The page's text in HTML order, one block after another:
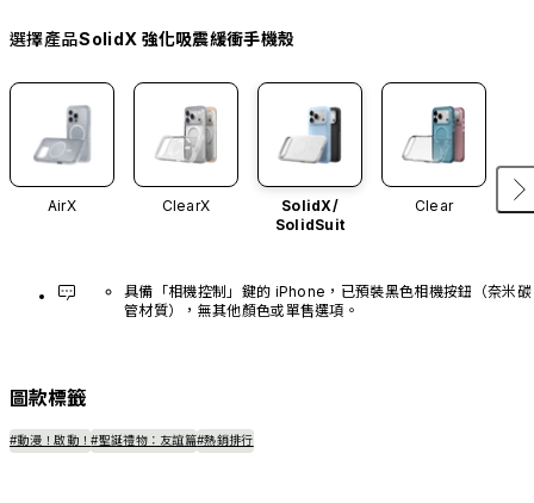
選擇產品SolidX 強化吸震緩衝手機殼
AirX ClearX
SolidX/
SolidSuit
Clear
具備「相機控制」鍵的 iPhone，已預裝黑色相機按鈕（奈米碳
管材質），無其他顏色或單售選項。
圖款標籤
#動漫！啟動！#聖誕禮物：友誼篇#熱銷排行